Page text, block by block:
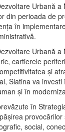
Urbană
din perioada de
în
Urbană
cartierele
şi
Slatina va
şi în
în
social,